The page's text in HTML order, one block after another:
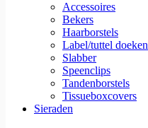
Accessoires
Bekers
Haarborstels
Label/tuttel doeken
Slabber
Speenclips
Tandenborstels
Tissueboxcovers
Sieraden